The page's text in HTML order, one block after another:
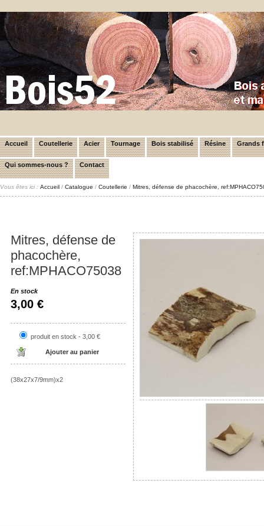
Accueil Coutellerie Acier Tournage Bois stabilisé Résine Grands
Qui sommes-nous ? Contact
Vous êtes ici : Accueil / Catalogue / Coutellerie / Mitres, défense de phacochère,
Mitres, défense de
phacochère,
ref:MPHACO75038
En stock
3,00 €
produit en stock - 3,00 €
(38x27x7/9mm)x2